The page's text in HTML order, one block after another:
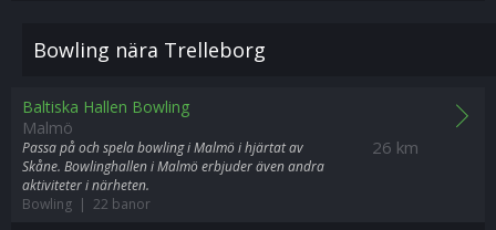
Bowling nära Trelleborg
26 km
Baltiska Hallen Bowling
Malmö
Passa på och spela bowling i Malmö i hjärtat av
Skåne. Bowlinghallen i Malmö erbjuder även andra
aktiviteter i närheten.
Bowling | 22 banor